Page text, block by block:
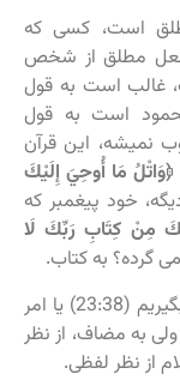
است، کسی که
مطلق از شخص
غالب است به قول
است به قول
نمیشه، این قرآن
﴿وَاتْلُ مَا أُوحِيَ إِلَيْكَ
خود پیغمبر که
مِنْ كِتَابِ رَبِّكَ لَا
گرده؟ به کتاب.
جاء عرض می شود که امرالله و هو، هو الله بگیریم (23:38) یا امر
به مضاف، از نظر
از نظر لفظی.